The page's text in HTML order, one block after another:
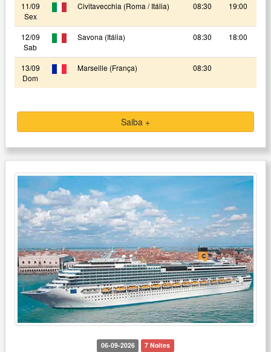
11/09
Sex
Civitavecchia (Roma / Itália) 08:30 19:00
12/09
Sab
Savona (Itália) 08:30 18:00
13/09
Dom
Marseille (França) 08:30
Saiba +
06-09-2026 7 Noites